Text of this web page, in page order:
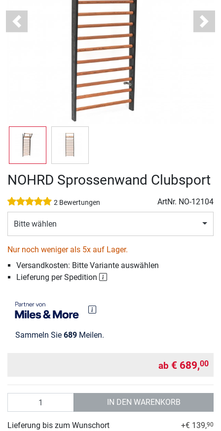
Previous Next
NOHRD Sprossenwand Clubsport
2 Bewertungen ArtNr. NO-12104
Bitte wählen
Nur noch weniger als 5x auf Lager.
Versandkosten: Bitte Variante auswählen
Lieferung per Spedition
Sammeln Sie 689 Meilen.
ab € 689,00
IN DEN WARENKORB
Lieferung bis zum Wunschort +€ 139,90